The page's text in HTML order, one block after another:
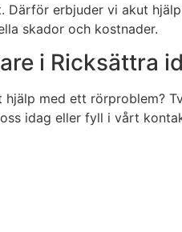
Därför erbjuder vi akut
skador och kostnader.
i Ricksättra
med ett rörproblem?
idag eller fyll i vårt